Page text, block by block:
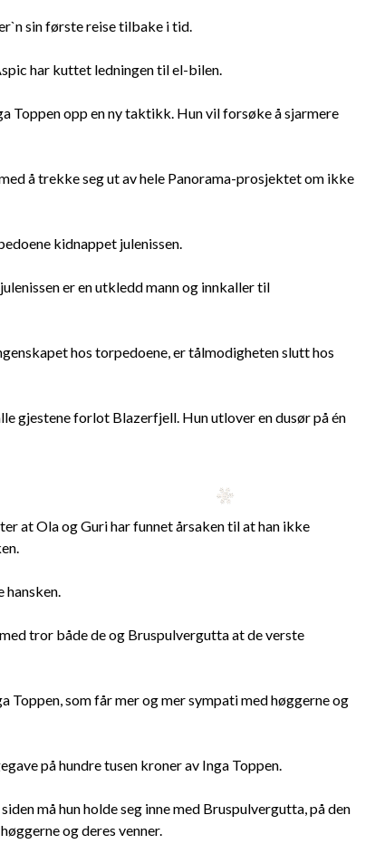
sin første reise tilbake i tid.
har kuttet ledningen til el-bilen.
opp en ny taktikk. Hun vil forsøke å sjarmere
å trekke seg ut av hele Panorama-prosjektet om ikke
kidnappet julenissen.
er en utkledd mann og innkaller til
hos torpedoene, er tålmodigheten slutt hos
gjestene forlot Blazerfjell. Hun utlover en dusør på én
at Ola og Guri har funnet årsaken til at han ikke
tror både de og Bruspulvergutta at de verste
Toppen, som får mer og mer sympati med høggerne og
på hundre tusen kroner av Inga Toppen.
må hun holde seg inne med Bruspulvergutta, på den
og deres venner.